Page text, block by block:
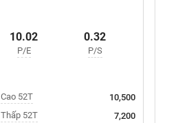
10.02
P/E
0.32
P/S
Cao 52T
10,500
Thấp 52T
7,200